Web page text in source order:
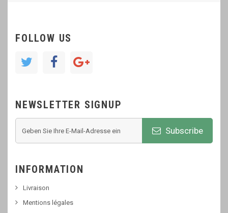
FOLLOW US
NEWSLETTER SIGNUP
Subscribe
INFORMATION
Livraison
Mentions légales